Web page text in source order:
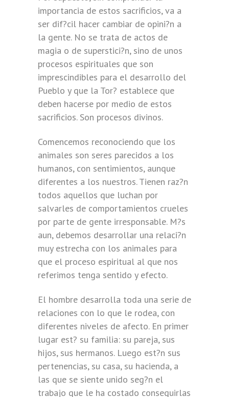
importancia de estos sacrificios, va a
ser dif?cil hacer cambiar de opini?n a
la gente. No se trata de actos de
magia o de superstici?n, sino de unos
procesos espirituales que son
imprescindibles para el desarrollo del
Pueblo y que la Tor? establece que
deben hacerse por medio de estos
sacrificios. Son procesos divinos.
Comencemos reconociendo que los
animales son seres parecidos a los
humanos, con sentimientos, aunque
diferentes a los nuestros. Tienen raz?n
todos aquellos que luchan por
salvarles de comportamientos crueles
por parte de gente irresponsable. M?s
aun, debemos desarrollar una relaci?n
muy estrecha con los animales para
que el proceso espiritual al que nos
referimos tenga sentido y efecto.
El hombre desarrolla toda una serie de
relaciones con lo que le rodea, con
diferentes niveles de afecto. En primer
lugar est? su familia: su pareja, sus
hijos, sus hermanos. Luego est?n sus
pertenencias, su casa, su hacienda, a
las que se siente unido seg?n el
trabajo que le ha costado conseguirlas